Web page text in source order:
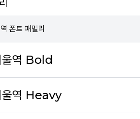
폰트 패밀리
역 Bold
역 Heavy